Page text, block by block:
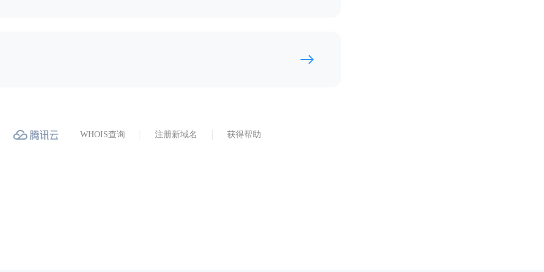
WHOIS查询 注册新域名 获得帮助